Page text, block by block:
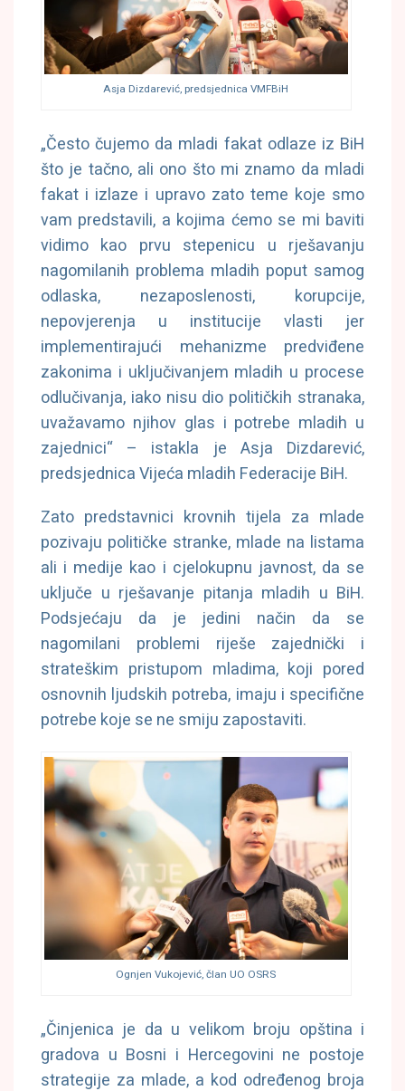
Asja Dizdarević, predsjednica VMFBiH
„Često čujemo da mladi fakat odlaze iz BiH
što je tačno, ali ono što mi znamo da mladi
fakat i izlaze i upravo zato teme koje smo
vam predstavili, a kojima ćemo se mi baviti
vidimo kao prvu stepenicu u rješavanju
nagomilanih problema mladih poput samog
odlaska, nezaposlenosti, korupcije,
nepovjerenja u institucije vlasti jer
implementirajući mehanizme predviđene
zakonima i uključivanjem mladih u procese
odlučivanja, iako nisu dio političkih stranaka,
uvažavamo njihov glas i potrebe mladih u
zajednici“ – istakla je Asja Dizdarević,
predsjednica Vijeća mladih Federacije BiH.
Zato predstavnici krovnih tijela za mlade
pozivaju političke stranke, mlade na listama
ali i medije kao i cjelokupnu javnost, da se
uključe u rješavanje pitanja mladih u BiH.
Podsjećaju da je jedini način da se
nagomilani problemi riješe zajednički i
strateškim pristupom mladima, koji pored
osnovnih ljudskih potreba, imaju i specifične
potrebe koje se ne smiju zapostaviti.
Ognjen Vukojević, član UO OSRS
„Činjenica je da u velikom broju opština i
gradova u Bosni i Hercegovini ne postoje
strategije za mlade, a kod određenog broja